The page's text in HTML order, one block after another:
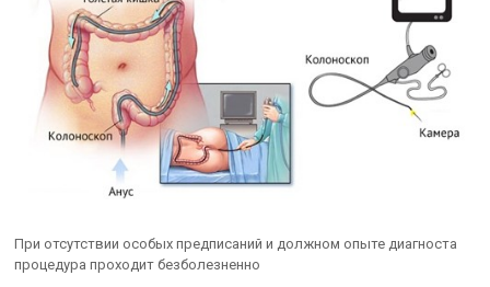
При отсутствии особых предписаний и должном опыте диагноста
процедура проходит безболезненно